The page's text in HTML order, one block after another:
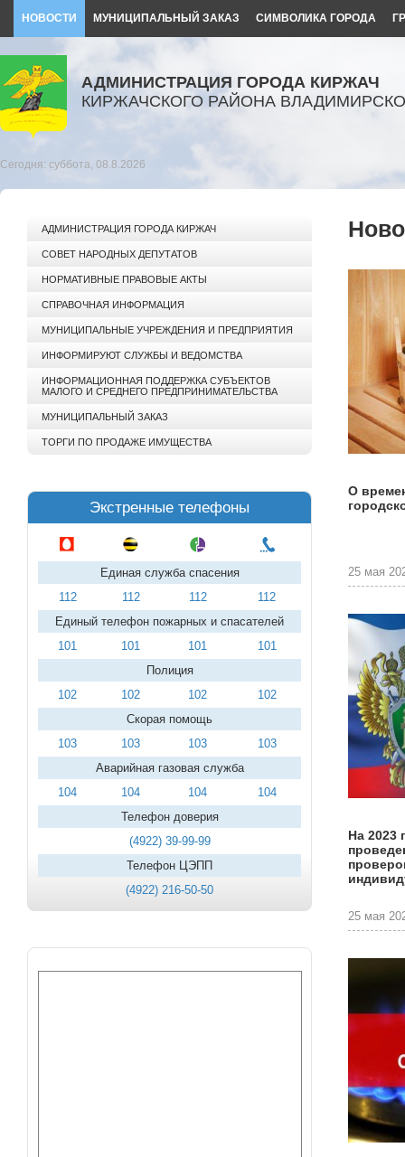
НОВОСТИ МУНИЦИПАЛЬНЫЙ ЗАКАЗ СИМВОЛИКА ГОРОДА
АДМИНИСТРАЦИЯ ГОРОДА КИРЖАЧ
КИРЖАЧСКОГО РАЙОНА
Сегодня: суббота, 08.8.2026
АДМИНИСТРАЦИЯ ГОРОДА КИРЖАЧ
СОВЕТ НАРОДНЫХ ДЕПУТАТОВ
НОРМАТИВНЫЕ ПРАВОВЫЕ АКТЫ
СПРАВОЧНАЯ ИНФОРМАЦИЯ
МУНИЦИПАЛЬНЫЕ УЧРЕЖДЕНИЯ И ПРЕДПРИЯТИЯ
ИНФОРМИРУЮТ СЛУЖБЫ И ВЕДОМСТВА
ИНФОРМАЦИОННАЯ ПОДДЕРЖКА СУБЪЕКТОВ
МАЛОГО И СРЕДНЕГО ПРЕДПРИНИМАТЕЛЬСТВА
МУНИЦИПАЛЬНЫЙ ЗАКАЗ
ТОРГИ ПО ПРОДАЖЕ ИМУЩЕСТВА
Экстренные телефоны
Единая служба спасения
112
112 112
112
Единый телефон пожарных и спасателей
101
101 101
101
Полиция
102
102 102
102
Скорая помощь
103
103 103
103
Аварийная газовая служба
104
104 104
104
Телефон доверия
(4922) 39-99-99
Телефон ЦЭПП
(4922) 216-50-50
О
25 мая
На 2023
25 мая